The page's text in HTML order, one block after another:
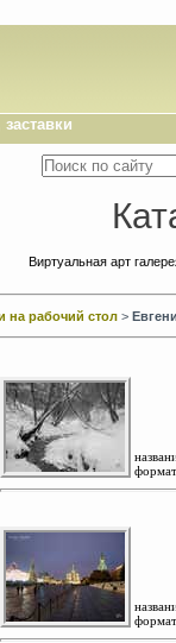
Виртуальная арт
на рабочий стол >